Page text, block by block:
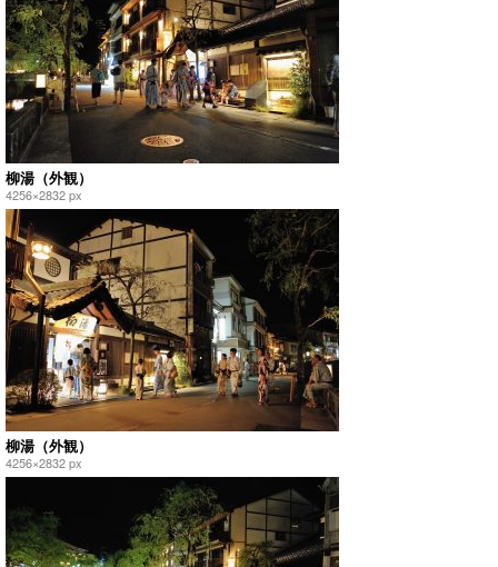
柳湯（外観）
4256×2832 px
柳湯（外観）
4256×2832 px